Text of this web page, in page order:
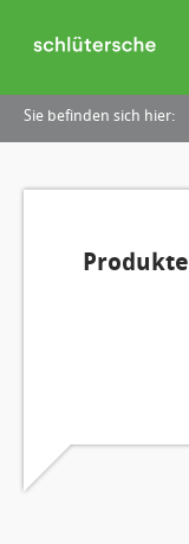
Sie befinden sich hier:
Produkte